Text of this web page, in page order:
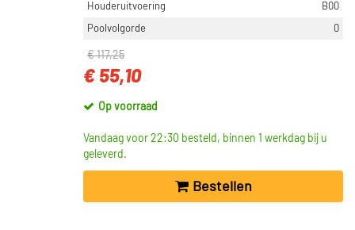
Houderuitvoering
B00
Poolvolgorde
0
€ 117,25
€ 55,10
Op voorraad
Vandaag voor 22:30 besteld, binnen 1 werkdag bij u
geleverd.
Bestellen